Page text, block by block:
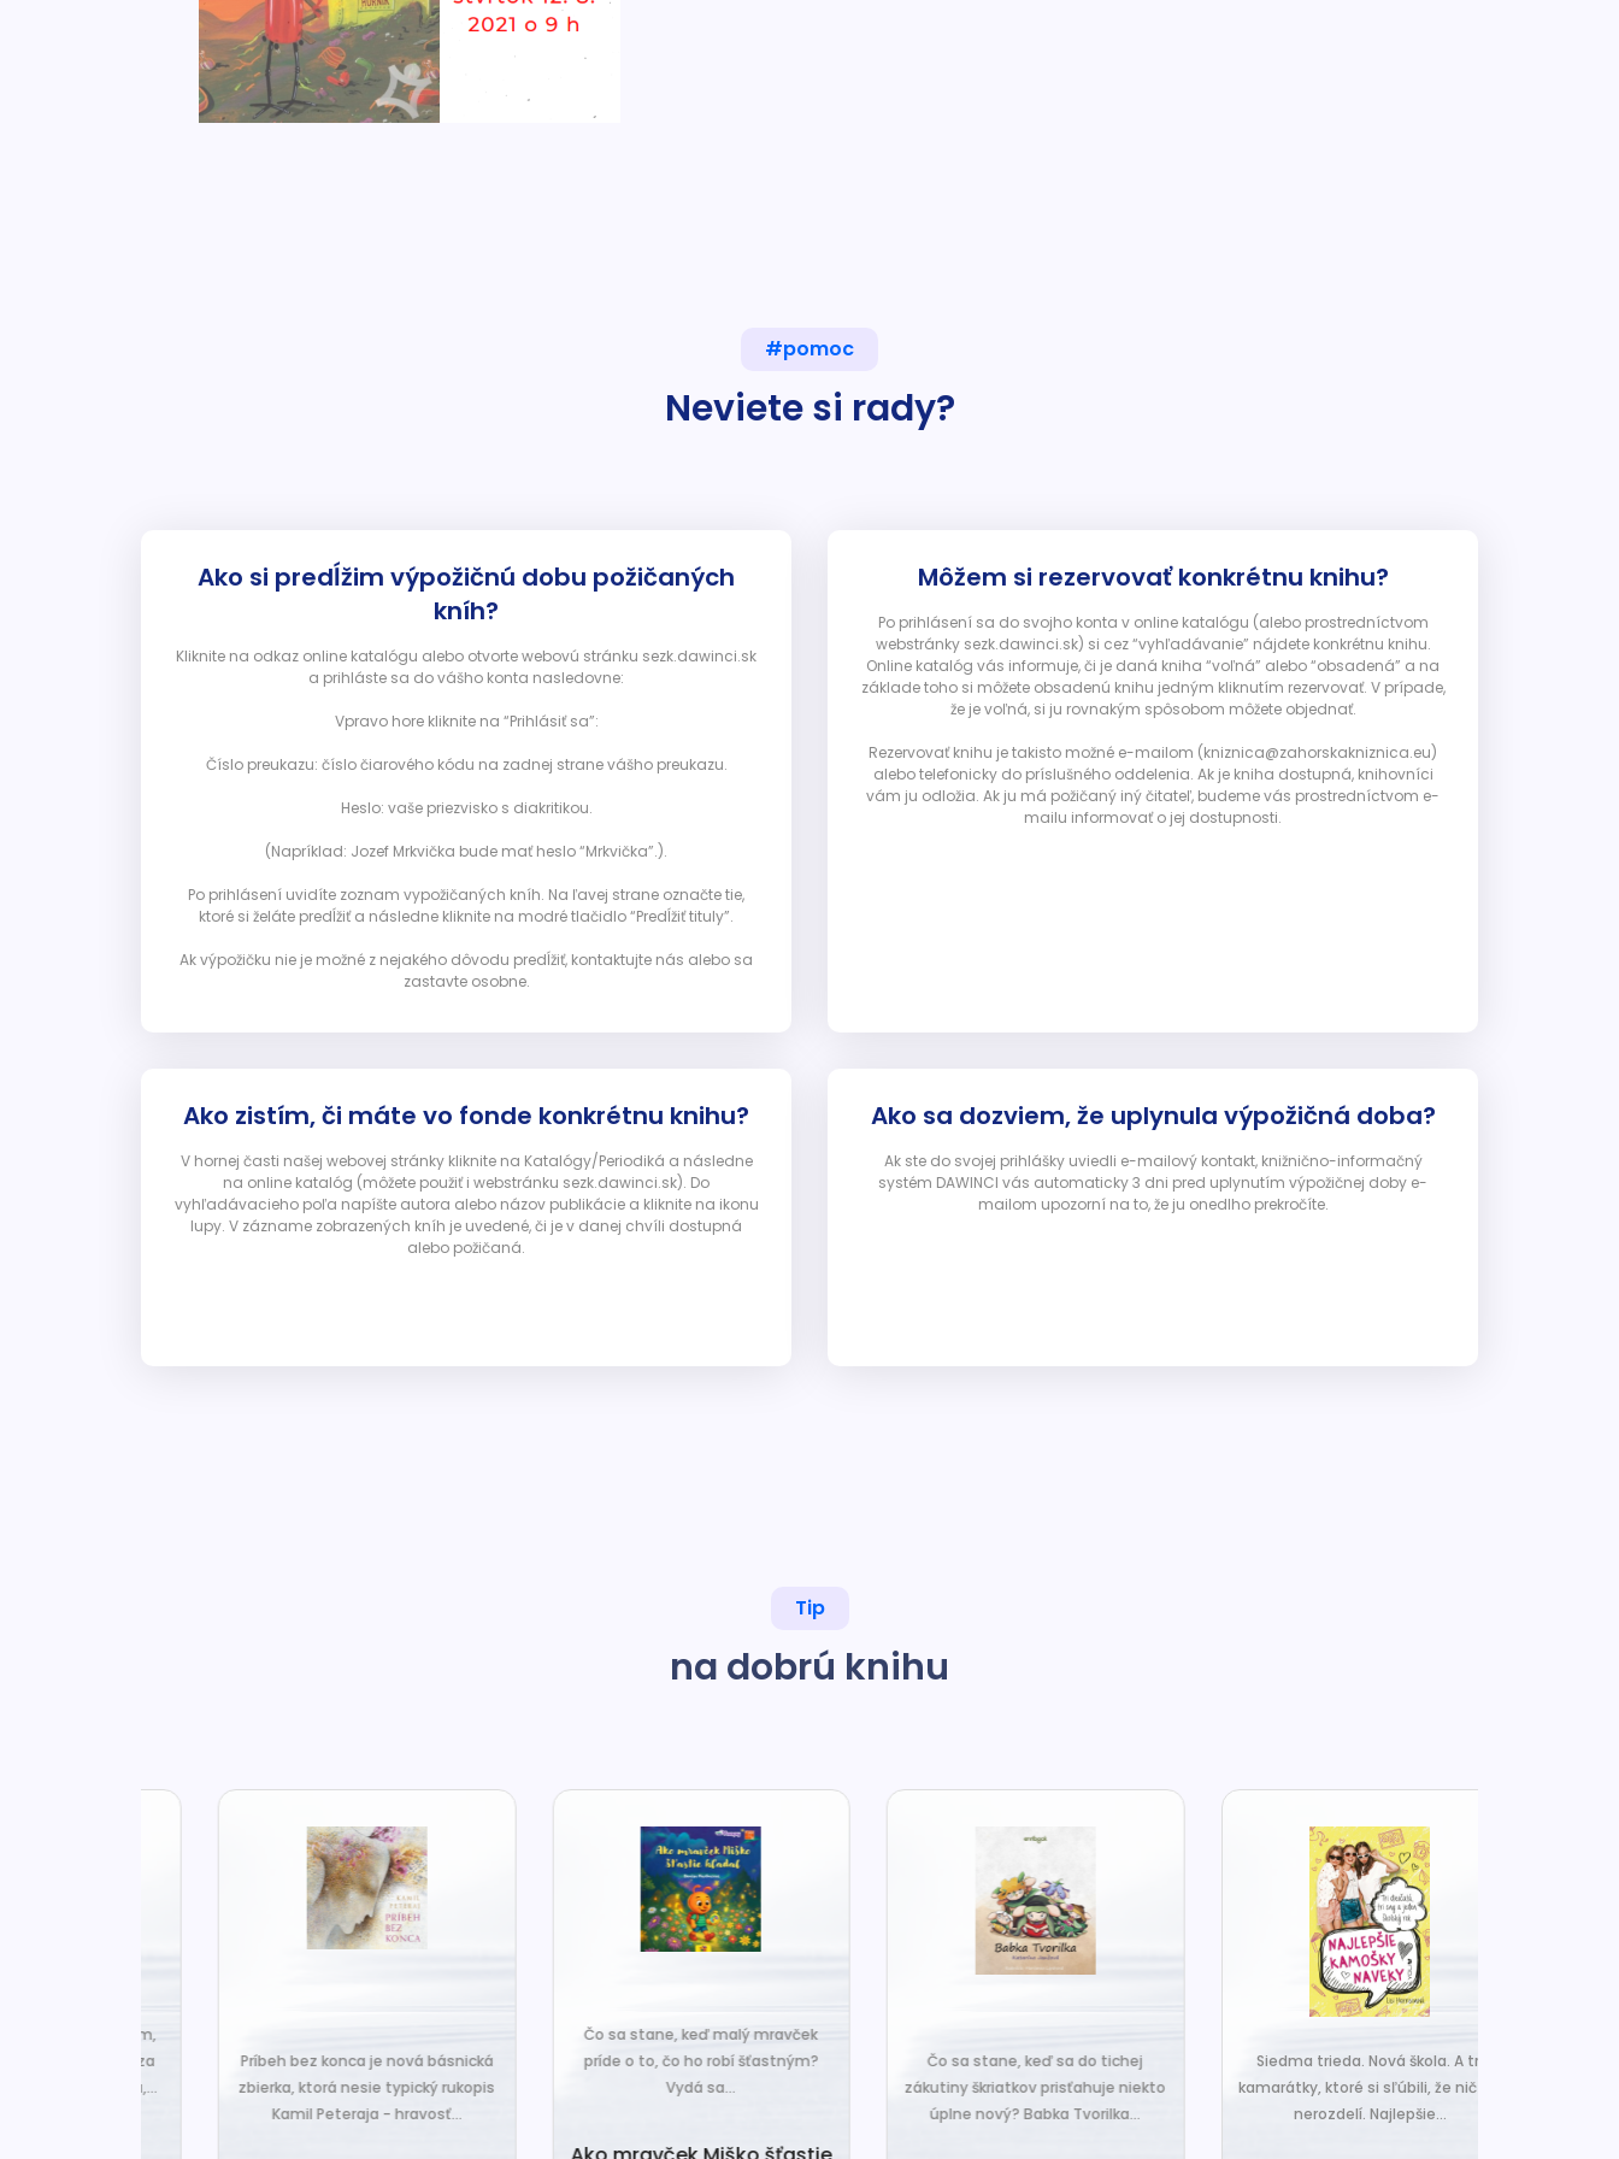
#pomoc
Neviete si rady?
Ako si predĺžim výpožičnú dobu požičaných
kníh?
Kliknite na odkaz online katalógu alebo otvorte webovú stránku sezk.dawinci.sk
a prihláste sa do vášho konta nasledovne:
Vpravo hore kliknite na “Prihlásiť sa”:
Číslo preukazu: číslo čiarového kódu na zadnej strane vášho preukazu.
Heslo: vaše priezvisko s diakritikou.
(Napríklad: Jozef Mrkvička bude mať heslo “Mrkvička”.).
Po prihlásení uvidíte zoznam vypožičaných kníh. Na ľavej strane označte tie,
ktoré si želáte predĺžiť a následne kliknite na modré tlačidlo “Predĺžiť tituly”.
Ak výpožičku nie je možné z nejakého dôvodu predĺžiť, kontaktujte nás alebo sa
zastavte osobne.
Môžem si rezervovať konkrétnu knihu?
Po prihlásení sa do svojho konta v online katalógu (alebo prostredníctvom
webstránky sezk.dawinci.sk) si cez “vyhľadávanie” nájdete konkrétnu knihu.
Online katalóg vás informuje, či je daná kniha “voľná” alebo “obsadená” a na
základe toho si môžete obsadenú knihu jedným kliknutím rezervovať. V prípade,
že je voľná, si ju rovnakým spôsobom môžete objednať.
Rezervovať knihu je takisto možné e-mailom (kniznica@zahorskakniznica.eu)
alebo telefonicky do príslušného oddelenia. Ak je kniha dostupná, knihovníci
vám ju odložia. Ak ju má požičaný iný čitateľ, budeme vás prostredníctvom e-
mailu informovať o jej dostupnosti.
Ako zistím, či máte vo fonde konkrétnu knihu?
V hornej časti našej webovej stránky kliknite na Katalógy/Periodiká a následne
na online katalóg (môžete použiť i webstránku sezk.dawinci.sk). Do
vyhľadávacieho poľa napíšte autora alebo názov publikácie a kliknite na ikonu
lupy. V zázname zobrazených kníh je uvedené, či je v danej chvíli dostupná
alebo požičaná.
Ako sa dozviem, že uplynula výpožičná doba?
Ak ste do svojej prihlášky uviedli e-mailový kontakt, knižnično-informačný
systém DAWINCI vás automaticky 3 dni pred uplynutím výpožičnej doby e-
mailom upozorní na to, že ju onedlho prekročíte.
Tip
na dobrú knihu
Príbeh bez konca je nová básnická
zbierka, ktorá nesie typický rukopis
Kamil Peteraja - hravosť...
Čo sa stane, keď malý mravček
príde o to, čo ho robí šťastným?
Vydá sa...
Čo sa stane, keď sa do tichej
zákutiny škriatkov prisťahuje niekto
úplne nový? Babka Tvorilka...
Siedma trieda. Nová škola. A tri
kamarátky, ktoré si sľúbili, že nič ich
nerozdelí. Najlepšie...